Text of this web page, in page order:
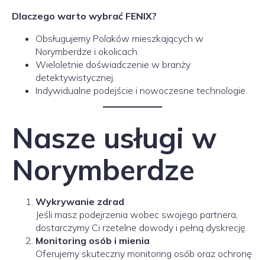
Dlaczego warto wybrać FENIX?
Obsługujemy Polaków mieszkających w
Norymberdze i okolicach.
Wieloletnie doświadczenie w branży
detektywistycznej.
Indywidualne podejście i nowoczesne technologie.
Nasze usługi w
Norymberdze
Wykrywanie zdrad
Jeśli masz podejrzenia wobec swojego partnera,
dostarczymy Ci rzetelne dowody i pełną dyskrecję.
Monitoring osób i mienia
Oferujemy skuteczny monitoring osób oraz ochronę